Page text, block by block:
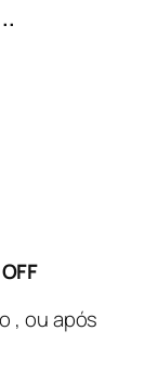
, ou após